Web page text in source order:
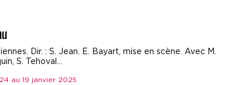
Dir. : S. Jean. E. Bayart, mise en scène. Avec M.
S. Tehoval…
au 19 janvier 2025